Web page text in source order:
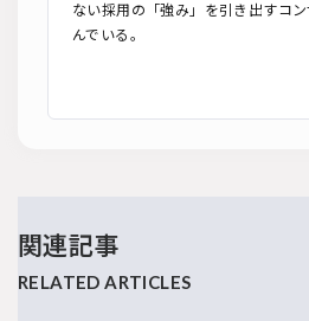
ない採用の「強み」を引き出すコ
んでいる。
関連記事